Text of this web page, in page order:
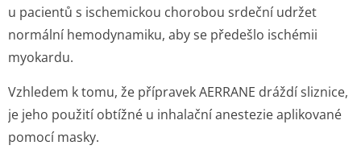
u pacientů s ischemickou chorobou srdeční udržet
normální hemodynamiku, aby se předešlo ischémii
myokardu.
Vzhledem k tomu, že přípravek AERRANE dráždí sliznice,
je jeho použití obtížné u inhalační anestezie aplikované
pomocí masky.